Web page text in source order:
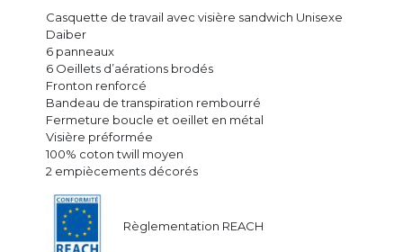
Casquette de travail avec visière sandwich Unisexe
Daiber
6 panneaux
6 Oeillets d’aérations brodés
Fronton renforcé
Bandeau de transpiration rembourré
Fermeture boucle et oeillet en métal
Visière préformée
100% coton twill moyen
2 empiècements décorés
Règlementation REACH